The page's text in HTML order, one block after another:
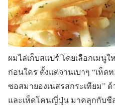
ผมไล่เก็บสแปร์ โดยเลือกเมนู
ก่อนใคร ตั้งแต่จานเบาๆ “เห็
ซอสมายองเนสรสกระเทียม”
และเห็ดโคนญี่ปุ่น มาคลุกกับ